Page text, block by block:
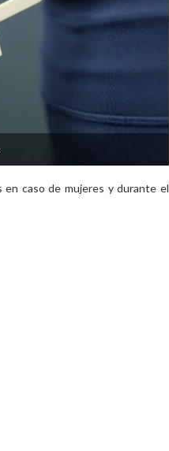
caso de mujeres y durante el